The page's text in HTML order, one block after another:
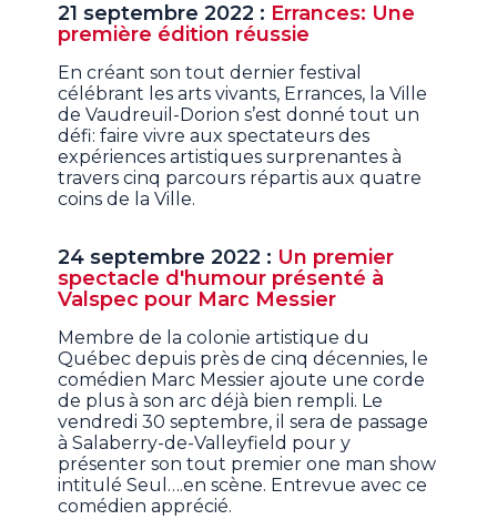
21 septembre 2022 : Errances: Une
première édition réussie
En créant son tout dernier festival
célébrant les arts vivants, Errances, la Ville
de Vaudreuil-Dorion s’est donné tout un
défi: faire vivre aux spectateurs des
expériences artistiques surprenantes à
travers cinq parcours répartis aux quatre
coins de la Ville.
24 septembre 2022 : Un premier
spectacle d'humour présenté à
Valspec pour Marc Messier
Membre de la colonie artistique du
Québec depuis près de cinq décennies, le
comédien Marc Messier ajoute une corde
de plus à son arc déjà bien rempli. Le
vendredi 30 septembre, il sera de passage
à Salaberry-de-Valleyfield pour y
présenter son tout premier one man show
intitulé Seul….en scène. Entrevue avec ce
comédien apprécié.